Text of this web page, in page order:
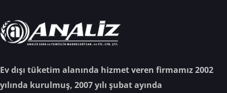
Ev dışı tüketim alanında hizmet veren firmamız 2002
yılında kurulmuş, 2007 yılı şubat ayında